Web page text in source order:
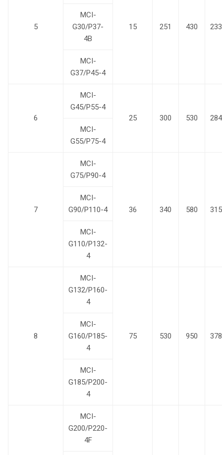
5 15 251 430 233
MCI-
G30/P37-
4B
MCI-
G37/P45-4
6
MCI-
G45/P55-4
25
300 530
284
MCI-
G55/P75-4
7
MCI-
G75/P90-4
36 340 580 315
MCI-
G90/P110-4
MCI-
G110/P132-
4
8
MCI-
G132/P160-
4
75 530 950 378
MCI-
G160/P185-
4
MCI-
G185/P200-
4
MCI-
G200/P220-
4F